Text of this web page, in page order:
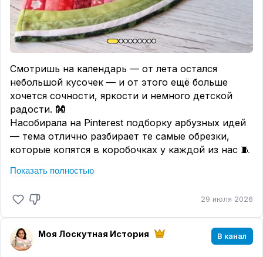
Смотришь на календарь — от лета остался
небольшой кусочек — и от этого ещё больше
хочется сочности, яркости и немного детской
радости. 👐
Насобирала на Pinterest подборку арбузных идей
— тема отлично разбирает те самые обрезки,
которые копятся в коробочках у каждой из нас 🧵
☑️Что можно сшить по этой теме:
один вечер, а радости от него на всё лето
✂️Прихватки в виде арбузной дольки
— классика
жанра, но от этого не менее любима.
Показать полностью
29 июля 2026
Моя Лоскутная История В канал